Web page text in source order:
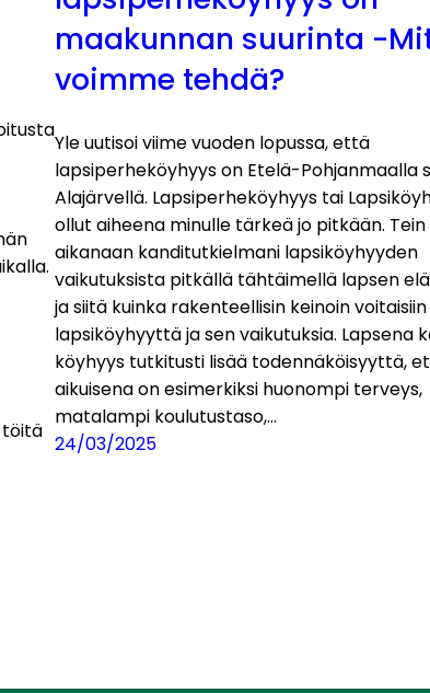
töitä
maakunnan suurinta -
voimme tehdä?
Yle uutisoi viime vuoden lopussa, että
lapsiperheköyhyys on Etelä-Pohjanmaalla
Alajärvellä. Lapsiperheköyhyys tai
ollut aiheena minulle tärkeä jo pitkään. Tein
aikanaan kanditutkielmani lapsiköyhyyden
vaikutuksista pitkällä tähtäimellä lapsen
ja siitä kuinka rakenteellisin keinoin
lapsiköyhyyttä ja sen vaikutuksia. Lapsena
köyhyys tutkitusti lisää todennäköisyyttä,
aikuisena on esimerkiksi huonompi terveys,
matalampi koulutustaso,…
24/03/2025